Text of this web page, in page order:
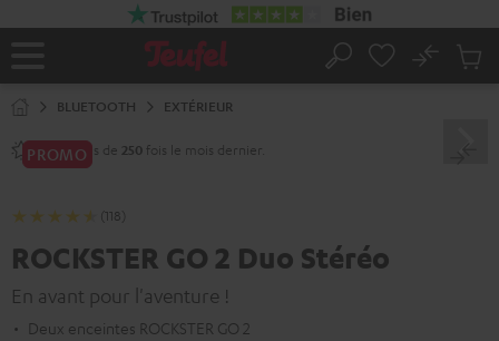
Page
Rechercher
No
BLUETOOTH EXTÉRIEUR
Vendu plus de 250 fois le mois dernier.
PROMO
(118)
ROCKSTER GO 2 Duo Stéréo
En avant pour l'aventure !
Deux enceintes ROCKSTER GO 2